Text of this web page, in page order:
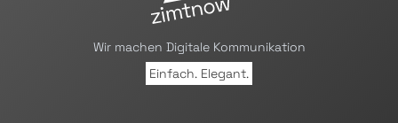
Wir machen Digitale Kommunikation
Einfach. Elegant.